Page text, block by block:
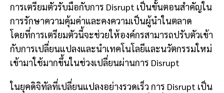
การเตรียมตัวรับมือกับการ Disrupt เป็นขั้นตอนสำคัญใน
การรักษาความคุ้มค่าและคงความเป็นผู้นำในตลาด
โดยที่การเตรียมตัวนี้จะช่วยให้องค์กรสามารถปรับตัวเข้า
กับการเปลี่ยนแปลงและนำเทคโนโลยีและนวัตกรรมใหม่
เข้ามาใช้มากขึ้นในช่วงเปลี่ยนผ่านการ Disrupt
ในยุคดิจิทัลที่เปลี่ยนแปลงอย่างรวดเร็ว การ Disrupt เป็น